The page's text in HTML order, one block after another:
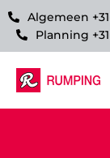
Algemeen
Planning